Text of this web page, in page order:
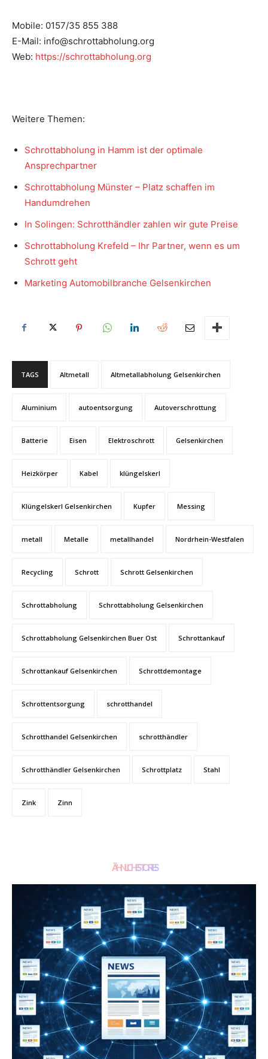
Mobile: 0157/35 855 388
E-Mail: info@schrottabholung.org
Web: https://schrottabholung.org
Weitere Themen:
Schrottabholung in Hamm ist der optimale
Ansprechpartner
Schrottabholung Münster – Platz schaffen im
Handumdrehen
In Solingen: Schrotthändler zahlen wir gute Preise
Schrottabholung Krefeld – Ihr Partner, wenn es um
Schrott geht
Marketing Automobilbranche Gelsenkirchen
TAGS Altmetall Altmetallabholung Gelsenkirchen
Aluminium autoentsorgung Autoverschrottung
Batterie Eisen Elektroschrott Gelsenkirchen
Heizkörper Kabel klüngelskerl
Klüngelskerl Gelsenkirchen Kupfer Messing
metall Metalle metallhandel Nordrhein-Westfalen
Recycling Schrott Schrott Gelsenkirchen
Schrottabholung Schrottabholung Gelsenkirchen
Schrottabholung Gelsenkirchen Buer Ost Schrottankauf
Schrottankauf Gelsenkirchen Schrottdemontage
Schrottentsorgung schrotthandel
Schrotthandel Gelsenkirchen schrotthändler
Schrotthändler Gelsenkirchen Schrottplatz Stahl
Zink Zinn
ÄHNLICHE STORIES